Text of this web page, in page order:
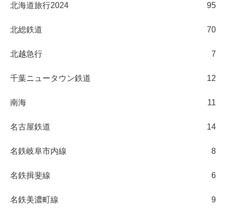
北海道旅行2024 95
北総鉄道 70
北越急行 7
千葉ニュータウン鉄道 12
南海 11
名古屋鉄道 14
名鉄岐阜市内線 8
名鉄揖斐線 6
名鉄美濃町線 9